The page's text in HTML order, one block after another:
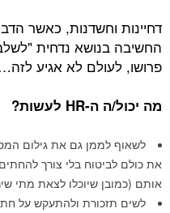
דחיינות וחשדנות, כאשר
החשיבה בנושא נדחית
פרושו, לעולם לא אגיע לזה…
מה יכול/ה ה-HR לעשות?
לשאוף לממן גם את גילום
את כולם לביטוח בלי צורך
אותם (כמובן שיוכלו לצאת מתי
לשים תזכורת ולהתעקש על